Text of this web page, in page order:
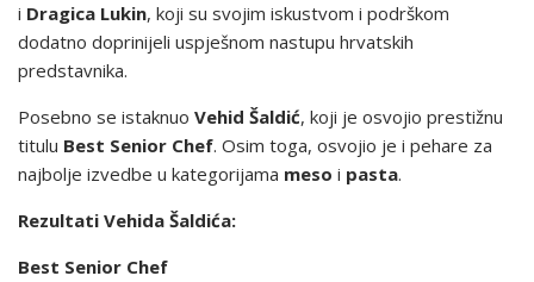
i Dragica Lukin, koji su svojim iskustvom i podrškom
dodatno doprinijeli uspješnom nastupu hrvatskih
predstavnika.
Posebno se istaknuo Vehid Šaldić, koji je osvojio prestižnu
titulu Best Senior Chef. Osim toga, osvojio je i pehare za
najbolje izvedbe u kategorijama meso i pasta.
Rezultati Vehida Šaldića:
Best Senior Chef